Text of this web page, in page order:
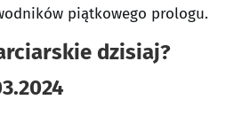
piątkowego prologu.
dzisiaj?